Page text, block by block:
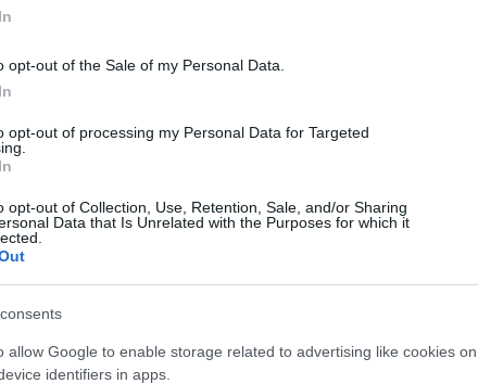
opt-out of the Sale of my Personal Data.
opt-out of processing my Personal Data for Targeted
opt-out of Collection, Use, Retention, Sale, and/or Sharing
Data that Is Unrelated with the Purposes for which it
allow Google to enable storage related to advertising like cookies on
identifiers in apps.
στις τάξεις τηςΚΑΕ Ολυμπιακός
σχόλιο που δέχθηκε από φίλαθλο που καθόταν